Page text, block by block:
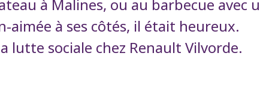
à Malines, ou au barbecue avec
aimée à ses côtés, il était heureux.
sociale chez Renault Vilvorde.